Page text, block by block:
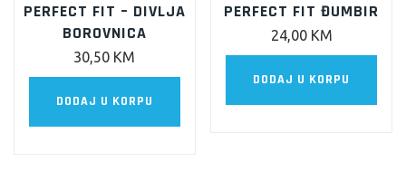
PERFECT FIT – DIVLJA
BOROVNICA
30,50 KM
DODAJ U KORPU
PERFECT FIT ĐUMBIR
24,00 KM
DODAJ U KORPU